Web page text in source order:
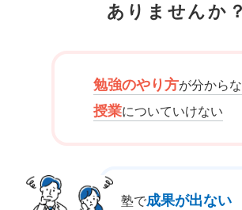
ありませんか？
勉強のやり方が分から
授業についていけない
塾で成果が出ない